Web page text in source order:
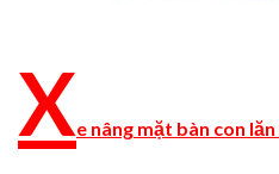
Xe nâng mặt bàn con